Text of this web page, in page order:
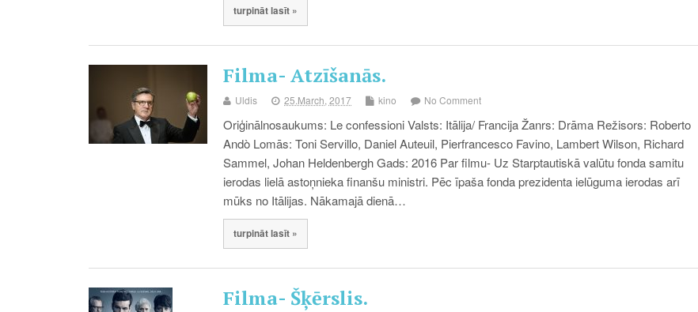
turpināt lasīt »
Filma- Atzīšanās.
Uldis 25.March, 2017 kino No Comment
Oriģinālnosaukums: Le confessioni Valsts: Itālija/ Francija Žanrs: Drāma Režisors: Roberto
Andò Lomās: Toni Servillo, Daniel Auteuil, Pierfrancesco Favino, Lambert Wilson, Richard
Sammel, Johan Heldenbergh Gads: 2016 Par filmu- Uz Starptautiskā valūtu fonda samitu
ierodas lielā astoņnieka finanšu ministri. Pēc īpaša fonda prezidenta ielūguma ierodas arī
mūks no Itālijas. Nākamajā dienā…
turpināt lasīt »
Filma- Šķērslis.